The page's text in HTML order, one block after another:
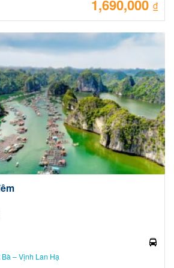
gốc
1,690,000 ₫
Giá
tại
– Vịnh Lan Hạ